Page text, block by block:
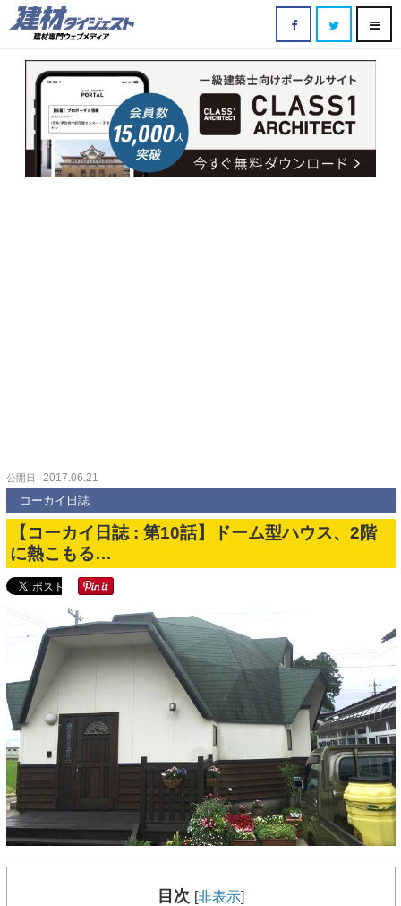
公開日 2017.06.21
コーカイ日誌
【コーカイ日誌 : 第10話】ドーム型ハウス、2階
に熱こもる…
目次 [非表示]